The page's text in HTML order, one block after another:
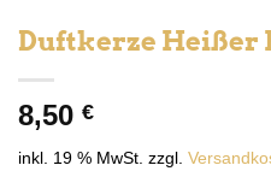
Duftkerze Heißer
8,50 €
inkl. 19 % MwSt. zzgl.